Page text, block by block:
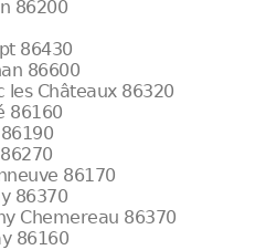
86200
86430
86600
les Châteaux 86320
86160
86170
86370
Chemereau 86370
86160